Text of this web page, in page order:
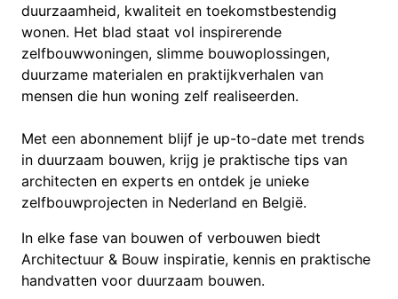
duurzaamheid, kwaliteit en toekomstbestendig
wonen. Het blad staat vol inspirerende
zelfbouwwoningen, slimme bouwoplossingen,
duurzame materialen en praktijkverhalen van
mensen die hun woning zelf realiseerden.
Met een abonnement blijf je up-to-date met trends
in duurzaam bouwen, krijg je praktische tips van
architecten en experts en ontdek je unieke
zelfbouwprojecten in Nederland en België.
In elke fase van bouwen of verbouwen biedt
Architectuur & Bouw inspiratie, kennis en praktische
handvatten voor duurzaam bouwen.